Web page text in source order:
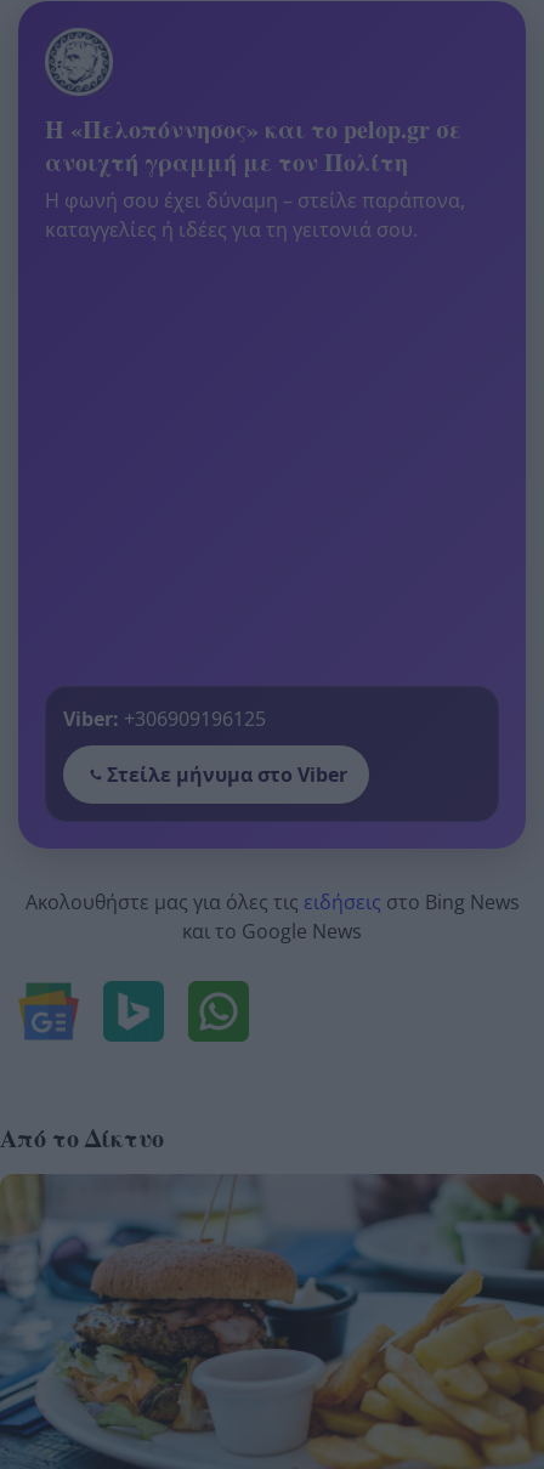
Η «Πελοπόννησος» και το pelop.gr σε
ανοιχτή γραμμή με τον Πολίτη
Η φωνή σου έχει δύναμη – στείλε παράπονα,
καταγγελίες ή ιδέες για τη γειτονιά σου.
Viber: +306909196125
Στείλε μήνυμα στο Viber
Ακολουθήστε μας για όλες τις ειδήσεις στο Bing News
και το Google News
Από το Δίκτυο